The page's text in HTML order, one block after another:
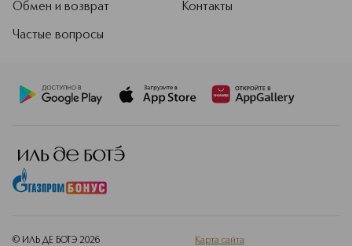
Обмен и возврат
Частые вопросы
Контакты
© ИЛЬ ДЕ БОТЭ 2026
Карта сайта